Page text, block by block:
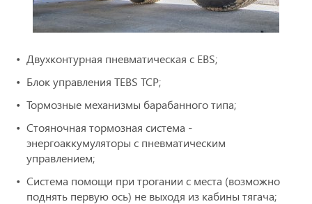
Двухконтурная пневматическая с ЕBS;
Блок управления TEBS ТСР;
Тормозные механизмы барабанного типа;
Стояночная тормозная система -
энергоаккумуляторы с пневматическим
управлением;
Система помощи при трогании с места (возможно
поднять первую ось) не выходя из кабины тягача;